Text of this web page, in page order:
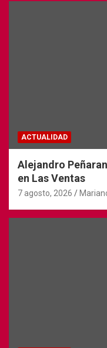
ACTUALIDAD
Alejandro
en Las Ventas
7 agosto, 2026